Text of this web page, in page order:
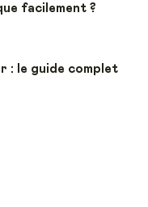
facilement ?
: le guide complet